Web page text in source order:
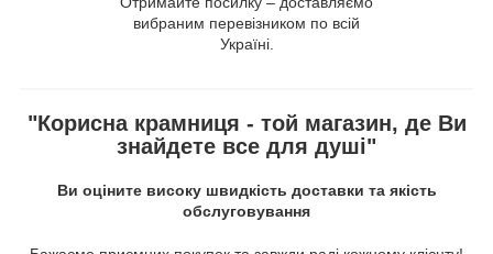
вибраним перевізником по всій
Україні.
"Корисна крамниця - той магазин, де Ви
знайдете все для душі"
Ви оціните високу швидкість доставки та якість
обслуговування